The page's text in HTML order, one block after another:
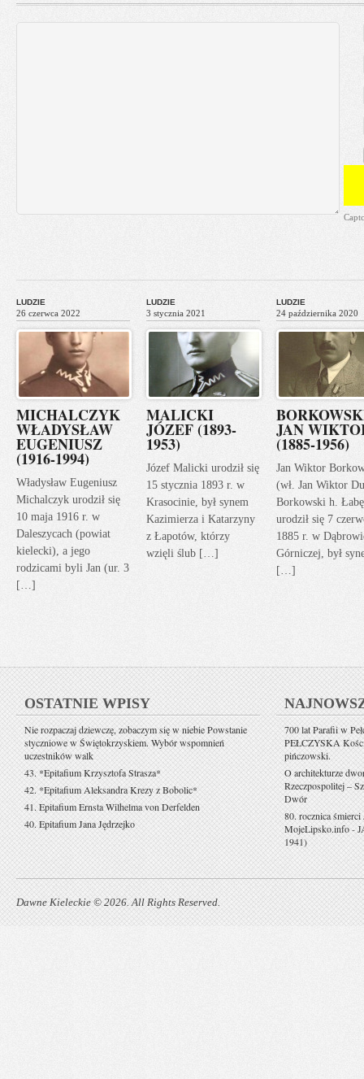
LUDZIE
26 czerwca 2022
MICHALCZYK
WŁADYSŁAW
EUGENIUSZ
(1916-1994)
Władysław Eugeniusz
Michalczyk urodził się
10 maja 1916 r. w
Daleszycach (powiat
kielecki), a jego
rodzicami byli Jan (ur. 3
[…]
LUDZIE
3 stycznia 2021
MALICKI
JÓZEF (1893-
1953)
Józef Malicki urodził się
15 stycznia 1893 r. w
Krasocinie, był synem
Kazimierza i Katarzyny
z Łapotów, którzy
wzięli ślub […]
LUDZIE
24 października 2020
JAN
(1885-1956)
Jan Wiktor
(wł. Jan Wiktor
Borkowski h.
urodził się 7
1885 r. w
Górniczej, był
[…]
OSTATNIE WPISY
Nie rozpaczaj dziewczę, zobaczym się w niebie Powstanie
styczniowe w Świętokrzyskiem. Wybór wspomnień
uczestników walk
43. *Epitafium Krzysztofa Strasza*
42. *Epitafium Aleksandra Krezy z Bobolic*
41. Epitafium Ernsta Wilhelma von Derfelden
40. Epitafium Jana Jędrzejko
700 lat Parafii w
PEŁCZYSKA
pińczowski.
O architekturze
Rzeczpospolitej –
Dwór
80. rocznica
MojeLipsko.info-
1941)
Dawne Kieleckie © 2026. All Rights Reserved.